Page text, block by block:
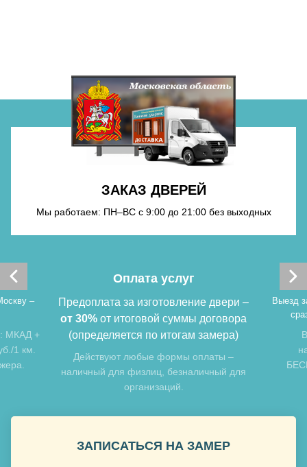
Хочу такую
ЗАКАЗ ДВЕРЕЙ
Мы работаем: ПН–ВС с 9:00 до 21:00 без выходных
–
–
для
Выезд замерщика
Выезд замерщика, при заключении договора
сразу после замера – БЕСПЛАТНО.
Выезд замерщика по другим
БЕСПЛАТНО, далее – 25 руб./1 км.
5 км –
По
ЗАПИСАТЬСЯ НА ЗАМЕР